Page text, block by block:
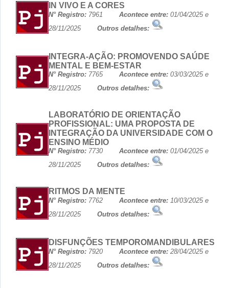
IN VIVO E A CORES
N° Registro: 7961 Acontece entre: 01/04/2025 e
28/11/2025 Outros detalhes:
INTEGRA-AÇÃO: PROMOVENDO SAÚDE
MENTAL E BEM-ESTAR
N° Registro: 7765 Acontece entre: 03/03/2025 e
28/11/2025 Outros detalhes:
LABORATÓRIO DE ORIENTAÇÃO
PROFISSIONAL: UMA PROPOSTA DE
INTEGRAÇÃO DA UNIVERSIDADE COM O
ENSINO MÉDIO
N° Registro: 7730 Acontece entre: 01/04/2025 e
28/11/2025 Outros detalhes:
RITMOS DA MENTE
N° Registro: 7762 Acontece entre: 10/03/2025 e
28/11/2025 Outros detalhes:
DISFUNÇÕES TEMPOROMANDIBULARES
N° Registro: 7920 Acontece entre: 28/04/2025 e
28/11/2025 Outros detalhes: